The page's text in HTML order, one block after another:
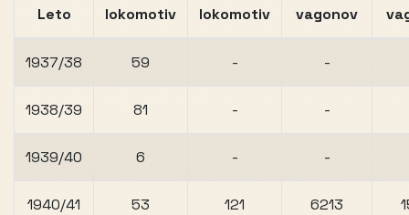
Leto
lokomotiv
lokomotiv
vagonov
1937/38 59 - -
1938/39 81 - -
1939/40 6 - -
1940/41 53 121 6213